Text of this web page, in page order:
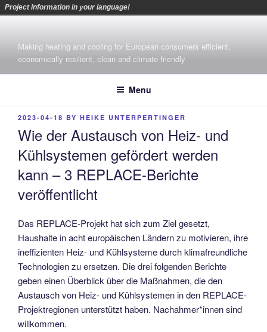
contentMaking heating and cooling for European consumers efficient,
economically resilient, clean and climate-friendly
Menu
POSTED
2023-04-18 BY HEIKE UNTERPERTINGER
Wie der Austausch von Heiz- und
Kühlsystemen gefördert werden
kann – 3 REPLACE-Berichte
veröffentlicht
Das REPLACE-Projekt hat sich zum Ziel gesetzt,
Haushalte in acht europäischen Ländern zu motivieren, ihre
ineffizienten Heiz- und Kühlsysteme durch klimafreundliche
Technologien zu ersetzen. Die drei folgenden Berichte
geben einen Überblick über die Maßnahmen, die den
Austausch von Heiz- und Kühlsystemen in den REPLACE-
Projektregionen unterstützt haben. Nachahmer*innen sind
willkommen.
Project information in your language!